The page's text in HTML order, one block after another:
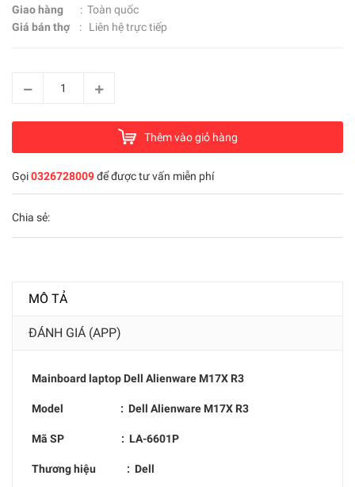
Giao hàng : Toàn quốc
Giá bán thợ : Liên hệ trực tiếp
Thêm vào giỏ hàng
Gọi0326728009để được tư vấn miễn phí
Chia sẻ:
MÔ TẢ
ĐÁNH GIÁ (APP)
Mainboard laptop Dell Alienware M17X R3
Model : Dell Alienware M17X R3
Mã SP : LA-6601P
Thương hiệu : Dell